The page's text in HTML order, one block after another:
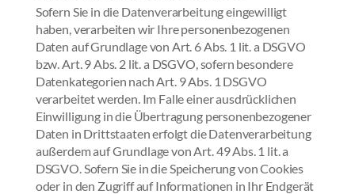
Sofern Sie in die Datenverarbeitung eingewilligt
haben, verarbeiten wir Ihre personenbezogenen
Daten auf Grundlage von Art. 6 Abs. 1 lit. a DSGVO
bzw. Art. 9 Abs. 2 lit. a DSGVO, sofern besondere
Datenkategorien nach Art. 9 Abs. 1 DSGVO
verarbeitet werden. Im Falle einer ausdrücklichen
Einwilligung in die Übertragung personenbezogener
Daten in Drittstaaten erfolgt die Datenverarbeitung
außerdem auf Grundlage von Art. 49 Abs. 1 lit. a
DSGVO. Sofern Sie in die Speicherung von Cookies
oder in den Zugriff auf Informationen in Ihr Endgerät